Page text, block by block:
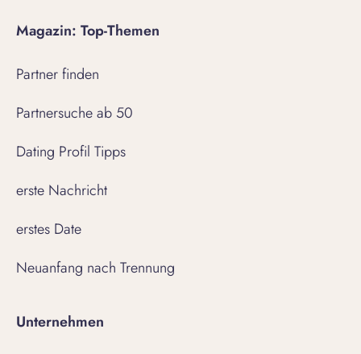
Magazin: Top-Themen
Partner finden
Partnersuche ab 50
Dating Profil Tipps
erste Nachricht
erstes Date
Neuanfang nach Trennung
Unternehmen